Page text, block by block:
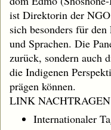
ist Direktorin der NGO
sich besonders für
und Sprachen. Die
zurück, sondern auch
die Indigenen
prägen können.
LINK NACHTRAGEN
Internationaler